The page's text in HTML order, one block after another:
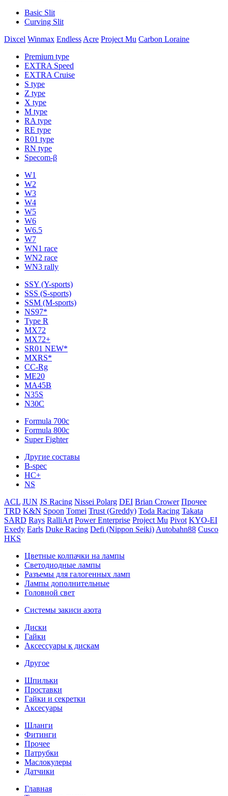
Basic Slit
Curving Slit
Dixcel Winmax Endless Acre Project Mu Carbon Loraine
Premium type
EXTRA Speed
EXTRA Cruise
S type
Z type
X type
M type
RA type
RE type
R01 type
RN type
Specom-β
W1
W2
W3
W4
W5
W6
W6.5
W7
WN1 race
WN2 race
WN3 rally
SSY (Y-sports)
SSS (S-sports)
SSM (M-sports)
NS97*
Type R
MX72
MX72+
SR01 NEW*
MXRS*
CC-Rg
ME20
MA45B
N35S
N30C
Formula 700c
Formula 800c
Super Fighter
Другие составы
B-spec
HC+
NS
ACL JUN JS Racing Nissei Polarg DEI Brian Crower Прочее
TRD K&N Spoon Tomei Trust (Greddy) Toda Racing Takata
SARD Rays RalliArt Power Enterprise Project Mu Pivot KYO-EI
Exedy Earls Duke Racing Defi (Nippon Seiki) Autobahn88 Cusco
HKS
Цветные колпачки на лампы
Светодиодные лампы
Разъемы для галогенных ламп
Лампы дополнительные
Головной свет
Системы закиси азота
Диски
Гайки
Аксессуары к дискам
Другое
Шпильки
Проставки
Гайки и секретки
Аксесуары
Шланги
Фитинги
Прочее
Патрубки
Маслокулеры
Датчики
Главная